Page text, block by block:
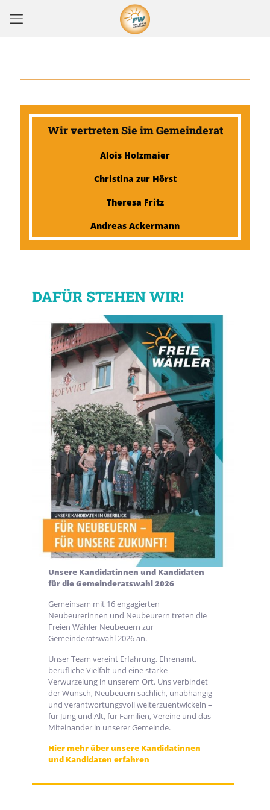
Wir vertreten Sie im Gemeinderat
Alois Holzmaier
Christina zur Hörst
Theresa Fritz
Andreas Ackermann
DAFÜR STEHEN WIR!
Unsere Kandidatinnen und Kandidaten
für die Gemeinderatswahl 2026
Gemeinsam mit 16 engagierten
Neubeurerinnen und Neubeurern treten die
Freien Wähler Neubeuern zur
Gemeinderatswahl 2026 an.
Unser Team vereint Erfahrung, Ehrenamt,
berufliche Vielfalt und eine starke
Verwurzelung in unserem Ort. Uns verbindet
der Wunsch, Neubeuern sachlich, unabhängig
und verantwortungsvoll weiterzuentwickeln –
für Jung und Alt, für Familien, Vereine und das
Miteinander in unserer Gemeinde.
Hier mehr über unsere Kandidatinnen
und Kandidaten erfahren